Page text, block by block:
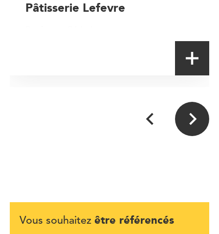
Pâtisserie Lefevre
Vous souhaitez être référencés